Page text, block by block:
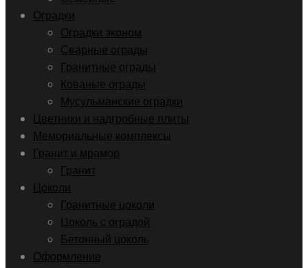
Оградки
Оградки эконом
Сварные ограды
Гранитные ограды
Кованые ограды
Мусульманские оградки
Цветники и надгробные плиты
Мемориальные комплексы
Гранит и мрамор
Гранит
Цоколи
Гранитные цоколи
Цоколь с оградой
Бетонный цоколь
Оформление